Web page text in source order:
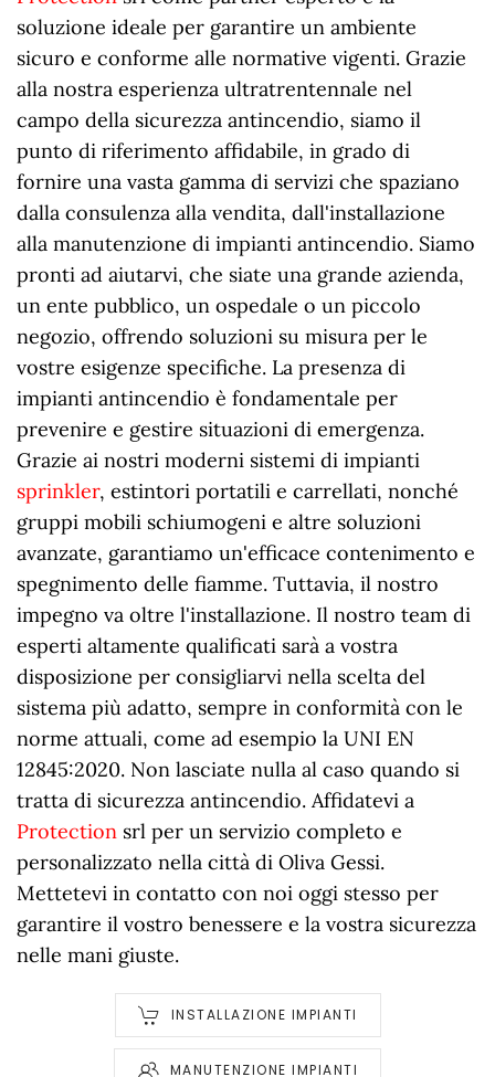
soluzione ideale per garantire un ambiente
sicuro e conforme alle normative vigenti. Grazie
alla nostra esperienza ultratrentennale nel
campo della sicurezza antincendio, siamo il
punto di riferimento affidabile, in grado di
fornire una vasta gamma di servizi che spaziano
dalla consulenza alla vendita, dall'installazione
alla manutenzione di impianti antincendio. Siamo
pronti ad aiutarvi, che siate una grande azienda,
un ente pubblico, un ospedale o un piccolo
negozio, offrendo soluzioni su misura per le
vostre esigenze specifiche. La presenza di
impianti antincendio è fondamentale per
prevenire e gestire situazioni di emergenza.
Grazie ai nostri moderni sistemi di impianti
sprinkler, estintori portatili e carrellati, nonché
gruppi mobili schiumogeni e altre soluzioni
avanzate, garantiamo un'efficace contenimento e
spegnimento delle fiamme. Tuttavia, il nostro
impegno va oltre l'installazione. Il nostro team di
esperti altamente qualificati sarà a vostra
disposizione per consigliarvi nella scelta del
sistema più adatto, sempre in conformità con le
norme attuali, come ad esempio la UNI EN
12845:2020. Non lasciate nulla al caso quando si
tratta di sicurezza antincendio. Affidatevi a
Protection srl per un servizio completo e
personalizzato nella città di Oliva Gessi.
Mettetevi in contatto con noi oggi stesso per
garantire il vostro benessere e la vostra sicurezza
nelle mani giuste.
INSTALLAZIONE IMPIANTI
MANUTENZIONE IMPIANTI